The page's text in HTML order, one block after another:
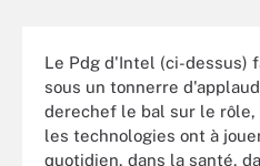
Le Pdg d'Intel (ci-dessus)
sous un tonnerre
derechef le bal sur le rôle,
les technologies ont à
quotidien, dans la santé,